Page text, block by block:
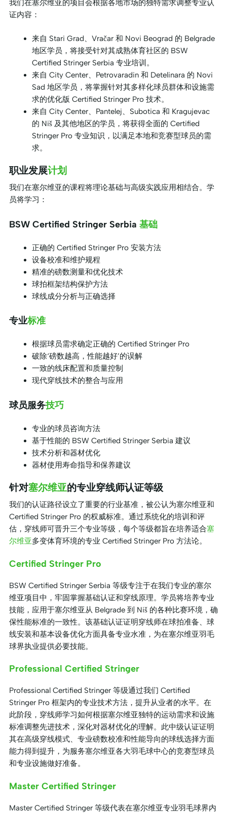
我们在塞尔维亚的项目会根据各地市场的独特需求调整专业认
证内容：
来自 Stari Grad、Vračar 和 Novi Beograd 的 Belgrade
地区学员，将接受针对其成熟体育社区的 BSW
Certified Stringer Serbia 专业培训。
来自 City Center、Petrovaradin 和 Detelinara 的 Novi
Sad 地区学员，将掌握针对其多样化球员群体和设施需
求的优化版 Certified Stringer Pro 技术。
来自 City Center、Pantelej、Subotica 和 Kragujevac
的 Niš 及其他地区的学员，将获得全面的 Certified
Stringer Pro 专业知识，以满足本地和竞赛型球员的需
求。
职业发展计划
我们在塞尔维亚的课程将理论基础与高级实践应用相结合。学
员将学习：
BSW Certified Stringer Serbia 基础
正确的 Certified Stringer Pro 安装方法
设备校准和维护规程
精准的磅数测量和优化技术
球拍框架结构保护方法
球线成分分析与正确选择
专业标准
根据球员需求确定正确的 Certified Stringer Pro
破除‘磅数越高，性能越好’的误解
一致的线床配置和质量控制
现代穿线技术的整合与应用
球员服务技巧
专业的球员咨询方法
基于性能的 BSW Certified Stringer Serbia 建议
技术分析和器材优化
器材使用寿命指导和保养建议
针对塞尔维亚的专业穿线师认证等级
我们的认证路径设立了重要的行业基准，被公认为塞尔维亚和
Certified Stringer Pro 的权威标准。通过系统化的培训和评
估，穿线师可晋升三个专业等级，每个等级都旨在培养适合塞
尔维亚多变体育环境的专业 Certified Stringer Pro 方法论。
Certified Stringer Pro
BSW Certified Stringer Serbia 等级专注于在我们专业的塞尔
维亚项目中，牢固掌握基础认证和穿线原理。学员将培养专业
技能，应用于塞尔维亚从 Belgrade 到 Niš 的各种比赛环境，确
保性能标准的一致性。该基础认证证明穿线师在球拍准备、球
线安装和基本设备优化方面具备专业水准，为在塞尔维亚羽毛
球界执业提供必要技能。
Professional Certified Stringer
Professional Certified Stringer 等级通过我们 Certified
Stringer Pro 框架内的专业技术方法，提升从业者的水平。在
此阶段，穿线师学习如何根据塞尔维亚独特的运动需求和设施
标准调整先进技术，深化对器材优化的理解。此中级认证证明
其在高级穿线模式、专业磅数校准和性能导向的球线选择方面
能力得到提升，为服务塞尔维亚各大羽毛球中心的竞赛型球员
和专业设施做好准备。
Master Certified Stringer
Master Certified Stringer 等级代表在塞尔维亚专业羽毛球界内